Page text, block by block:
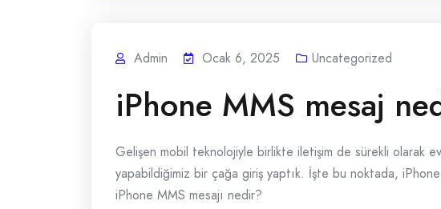
Admin Ocak 6, 2025 Uncategorized
iPhone MMS mesaj
Gelişen mobil teknolojiyle birlikte iletişim de sürekli olarak
yapabildiğimiz bir çağa giriş yaptık. İşte bu noktada,
iPhone MMS mesajı nedir?